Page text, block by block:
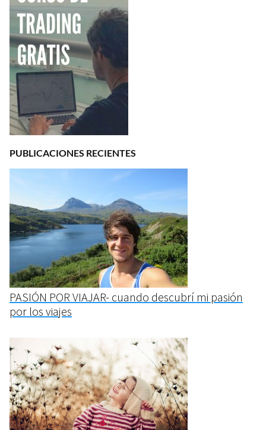
PUBLICACIONES RECIENTES
PASIÓN POR VIAJAR- cuando descubrí mi pasión
por los viajes